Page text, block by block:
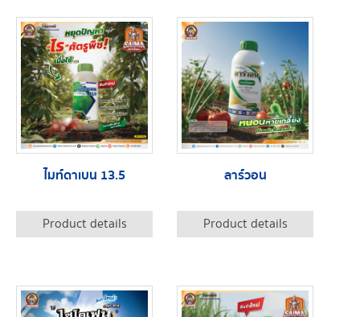
ไมท์ดาเบน 13.5
Product details
ลาร์วอน
Product details